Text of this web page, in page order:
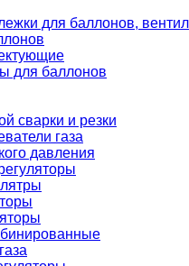
для баллонов,
для баллонов
сварки и резки
газа
давления